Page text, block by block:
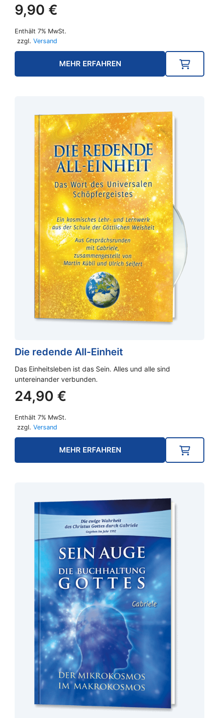
9,90 €
Enthält 7% MwSt.
zzgl. Versand
MEHR ERFAHREN
Die redende All-Einheit
Das Einheitsleben ist das Sein. Alles und alle sind
untereinander verbunden.
24,90 €
Enthält 7% MwSt.
zzgl. Versand
MEHR ERFAHREN